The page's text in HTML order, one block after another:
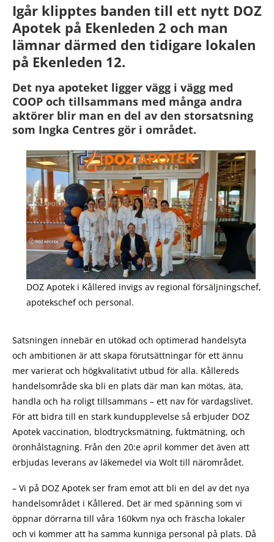
Igår klipptes banden till ett nytt DOZ
Apotek på Ekenleden 2 och man
lämnar därmed den tidigare lokalen
på Ekenleden 12.
Det nya apoteket ligger vägg i vägg med
COOP och tillsammans med många andra
aktörer blir man en del av den storsatsning
som Ingka Centres gör i området.
DOZ Apotek i Kållered invigs av regional försäljningschef,
apotekschef och personal.
Satsningen innebär en utökad och optimerad handelsyta
och ambitionen är att skapa förutsättningar för ett ännu
mer varierat och högkvalitativt utbud för alla. Kållereds
handelsområde ska bli en plats där man kan mötas, äta,
handla och ha roligt tillsammans – ett nav för vardagslivet.
För att bidra till en stark kundupplevelse så erbjuder DOZ
Apotek vaccination, blodtrycksmätning, fuktmätning, och
öronhålstagning. Från den 20:e april kommer det även att
erbjudas leverans av läkemedel via Wolt till närområdet.
– Vi på DOZ Apotek ser fram emot att bli en del av det nya
handelsområdet i Kållered. Det är med spänning som vi
öppnar dörrarna till våra 160kvm nya och fräscha lokaler
och vi kommer att ha samma kunniga personal på plats. Då